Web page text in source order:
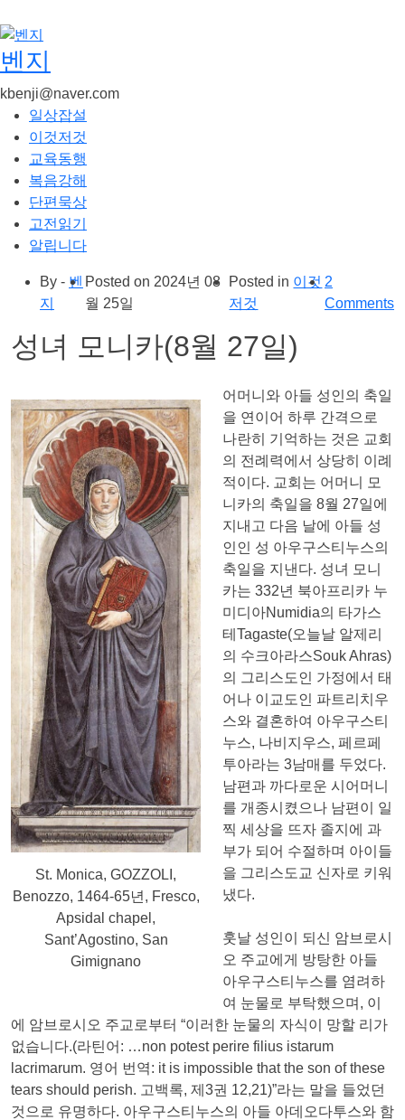
텐
츠
로
건
벤지
kbenji@naver.com
일상잡설
이것저것
교육동행
복음강해
단편묵상
고전읽기
알립니다
By - 벤
지
Posted on 2024년 08
월 25일
Posted in 이것
저것
2
Comments
성녀 모니카(8월 27일)
St. Monica, GOZZOLI,
Benozzo, 1464-65년, Fresco,
Apsidal chapel,
Sant’Agostino, San
Gimignano
어머니와 아들 성인의 축일
을 연이어 하루 간격으로
나란히 기억하는 것은 교회
의 전례력에서 상당히 이례
적이다. 교회는 어머니 모
니카의 축일을 8월 27일에
지내고 다음 날에 아들 성
인인 성 아우구스티누스의
축일을 지낸다. 성녀 모니
카는 332년 북아프리카 누
미디아Numidia의 타가스
테Tagaste(오늘날 알제리
의 수크아라스Souk Ahras)
의 그리스도인 가정에서 태
어나 이교도인 파트리치우
스와 결혼하여 아우구스티
누스, 나비지우스, 페르페
투아라는 3남매를 두었다.
남편과 까다로운 시어머니
를 개종시켰으나 남편이 일
찍 세상을 뜨자 졸지에 과
부가 되어 수절하며 아이들
을 그리스도교 신자로 키워
냈다.
훗날 성인이 되신 암브로시
오 주교에게 방탕한 아들
아우구스티누스를 염려하
여 눈물로 부탁했으며, 이
에 암브로시오 주교로부터 “이러한 눈물의 자식이 망할 리가
없습니다.(라틴어: …non potest perire filius istarum
lacrimarum. 영어 번역: it is impossible that the son of these
tears should perish. 고백록, 제3권 12,21)”라는 말을 들었던
것으로 유명하다. 아우구스티누스의 아들 아데오다투스와 함